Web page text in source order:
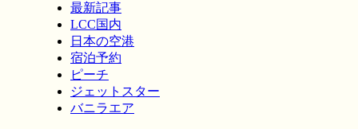
最新記事
LCC国内
日本の空港
宿泊予約
ピーチ
ジェットスター
バニラエア